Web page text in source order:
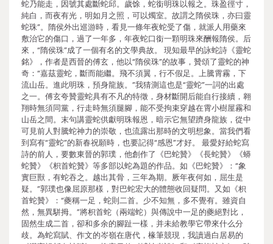
蛇乃能走，因號其處斷蛇邱。歲馀，蛇銜明珠以報之。珠盈徑寸，
純白，而夜有光，明如月之照，可以燭室。故謂之隋侯珠，亦曰靈
蛇珠”。隋侯外出巡游時，看見一條年夜蛇受了傷，就派人用藥來
敷治它的傷口，過了一年多，年夜蛇口銜一顆明珠來酬報隋侯。后
來，“隋侯珠”成了一個有名的文學典故。 現知最早的詠蛇詩《靈蛇
銘》，作者是西晉的傅玄，他以“隋侯珠”的故事，贊頌了靈蛇的神
奇：“嘉茲靈蛇，斷而能繼。飛不須翼，行不假足。上騰霄霧，下
流山岳。進此明珠，預身龍族。”我猜測這也是“靈蛇”一詞的出處
之一。傅玄夸贊靈蛇具有不凡的特徵，身材斷開后能自行接續，翱
翔時無須同黨，行走時無須腿腳，能不受拘束穿越在霄小樹屋霧和
山岳之間。末句講靈蛇供獻明珠報恩，暗示它無望躋身龍族，從中
可見前人對騰蛇神力的崇敬，也流露出那時的文明想象。當我們看
到寫有“靈蛇”的新春祝願時，也要記得“感恩”才好。 最愛好給蛇寫
詩的前人，要數東晉的郭璞，他創作了《巴蛇贊》《長蛇贊》《蟒
蛇贊》《枳首蛇贊》等多部以蛇為題的作品。如《巴蛇贊》：“象
實巨獸，有蛇吞之。越出其骨，三年為期。厥年夜何如，屈生是
疑。”郭璞也像屈原那樣，對巴蛇宏大的體態收回疑問。又如《枳
首蛇贊》：“夔稱一足，蛇則二首。少不知無，多不覺有。雖資自
然，無異駢拇。”將枳首蛇（兩端蛇）與傳說中一足的夔絕對比，
固然生成二首，卻和多余的腳趾一樣，并未給教學它帶來什么分
歧。為蛇寫賦、作文的岑嶺在唐代，椽筆競現，我讀過白居易的